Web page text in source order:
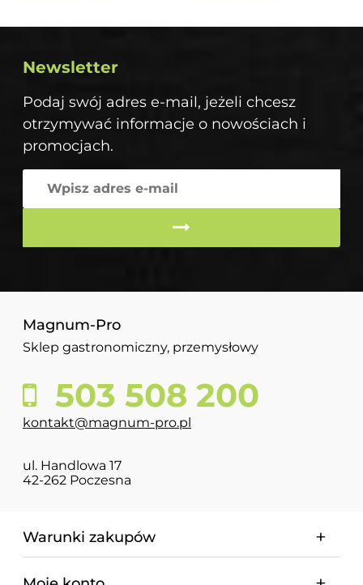
Newsletter
Podaj swój adres e-mail, jeżeli chcesz
otrzymywać informacje o nowościach i
promocjach.
Magnum-Pro
Sklep gastronomiczny, przemysłowy
503 508 200
kontakt@magnum-pro.pl
ul. Handlowa 17
42-262 Poczesna
Warunki zakupów